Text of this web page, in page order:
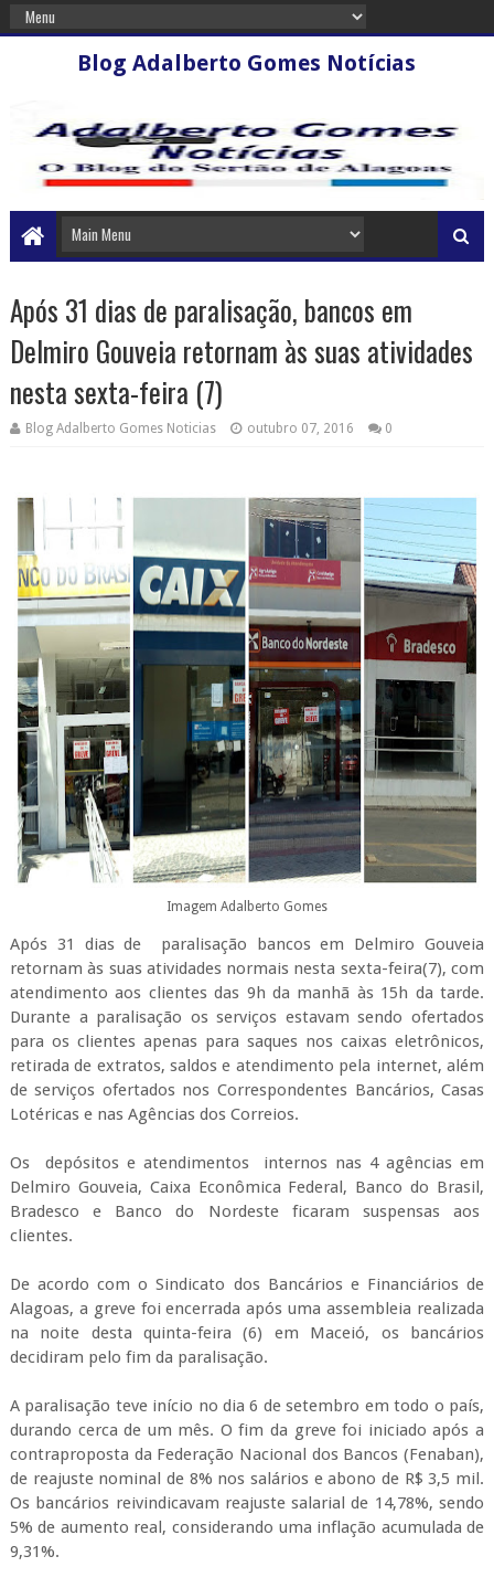
Blog Adalberto Gomes Notícias
Após 31 dias de paralisação, bancos em
Delmiro Gouveia retornam às suas atividades
nesta sexta-feira (7)
Blog Adalberto Gomes Noticias outubro 07, 2016 0
Imagem Adalberto Gomes
Após 31 dias de paralisação bancos em Delmiro Gouveia
retornam às suas atividades normais nesta sexta-feira(7), com
atendimento aos clientes das 9h da manhã às 15h da tarde.
Durante a paralisação os serviços estavam sendo ofertados
para os clientes apenas para saques nos caixas eletrônicos,
retirada de extratos, saldos e atendimento pela internet, além
de serviços ofertados nos Correspondentes Bancários, Casas
Lotéricas e nas Agências dos Correios.
Os depósitos e atendimentos internos nas 4 agências em
Delmiro Gouveia, Caixa Econômica Federal, Banco do Brasil,
Bradesco e Banco do Nordeste ficaram suspensas aos
clientes.
De acordo com o Sindicato dos Bancários e Financiários de
Alagoas, a greve foi encerrada após uma assembleia realizada
na noite desta quinta-feira (6) em Maceió, os bancários
decidiram pelo fim da paralisação.
A paralisação teve início no dia 6 de setembro em todo o país,
durando cerca de um mês. O fim da greve foi iniciado após a
contraproposta da Federação Nacional dos Bancos (Fenaban),
de reajuste nominal de 8% nos salários e abono de R$ 3,5 mil.
Os bancários reivindicavam reajuste salarial de 14,78%, sendo
5% de aumento real, considerando uma inflação acumulada de
9,31%.